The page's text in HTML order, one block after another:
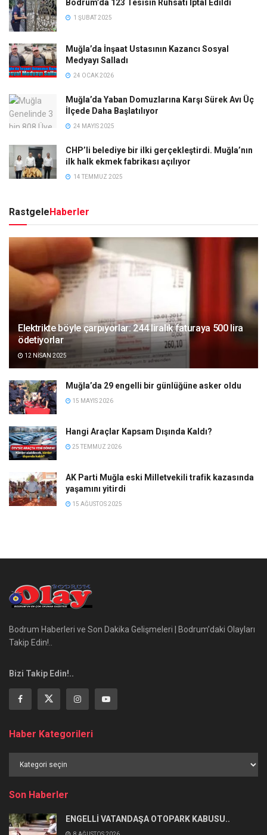
Bodrum’da 123 Tesisin Ruhsatı İptal Edildi
1 ŞUBAT 2025
Muğla’da İnşaat Ustasının Kazancı Sosyal
Medyayı Salladı
24 OCAK 2026
Muğla’da Yaban Domuzlarına Karşı Sürek Avı Üç
İlçede Daha Başlatılıyor
24 MAYIS 2025
CHP’li belediye bir ilki gerçekleştirdi. Muğla’nın
ilk halk ekmek fabrikası açılıyor
14 TEMMUZ 2025
RastgeleHaberler
Elektrikte böyle çarpıyorlar: 244 liralık faturaya 500 lira
ödetiyorlar
12 NISAN 2025
Muğla’da 29 engelli bir günlüğüne asker oldu
15 MAYIS 2026
Hangi Araçlar Kapsam Dışında Kaldı?
25 TEMMUZ 2026
AK Parti Muğla eski Milletvekili trafik kazasında
yaşamını yitirdi
15 AĞUSTOS 2025
Bodrum Haberleri ve Son Dakika Gelişmeleri | Bodrum’daki Olayları
Takip Edin!..
Bizi Takip Edin!..
Haber Kategorileri
Kategorileri
Son Haberler
ENGELLİ VATANDAŞA OTOPARK KABUSU..